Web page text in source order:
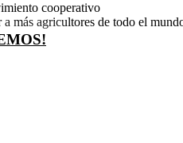
cooperativo
a más agricultores de todo el